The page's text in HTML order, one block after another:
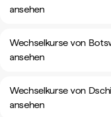
ansehen
Wechselkurse von
ansehen
Wechselkurse von
ansehen